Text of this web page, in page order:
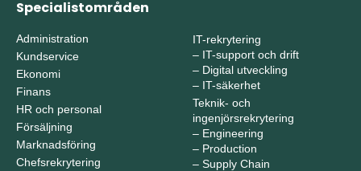
Specialistområden
Administration
Kundservice
Ekonomi
Finans
HR och personal
Försäljning
Marknadsföring
Chefsrekrytering
IT-rekrytering
– IT-support och drift
– Digital utveckling
– IT-säkerhet
Teknik- och
ingenjörsrekrytering
– Engineering
– Production
– Supply Chain